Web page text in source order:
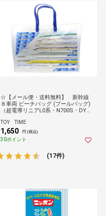
☆【メール便・送料無料】 新幹線
８車両 ビーチバッグ (プールバッグ)
（超電導リニアL0系・N700S・DY・
柄） プール・海にぜひ！
TOY TIME
1,650 円 (税込)
30ポイント
(17件)